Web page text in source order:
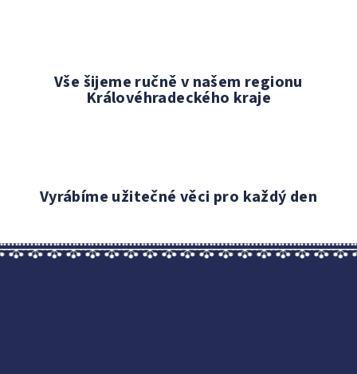
Vše šijeme ručně v našem regionu
Královéhradeckého kraje
Vyrábíme užitečné věci pro každý den